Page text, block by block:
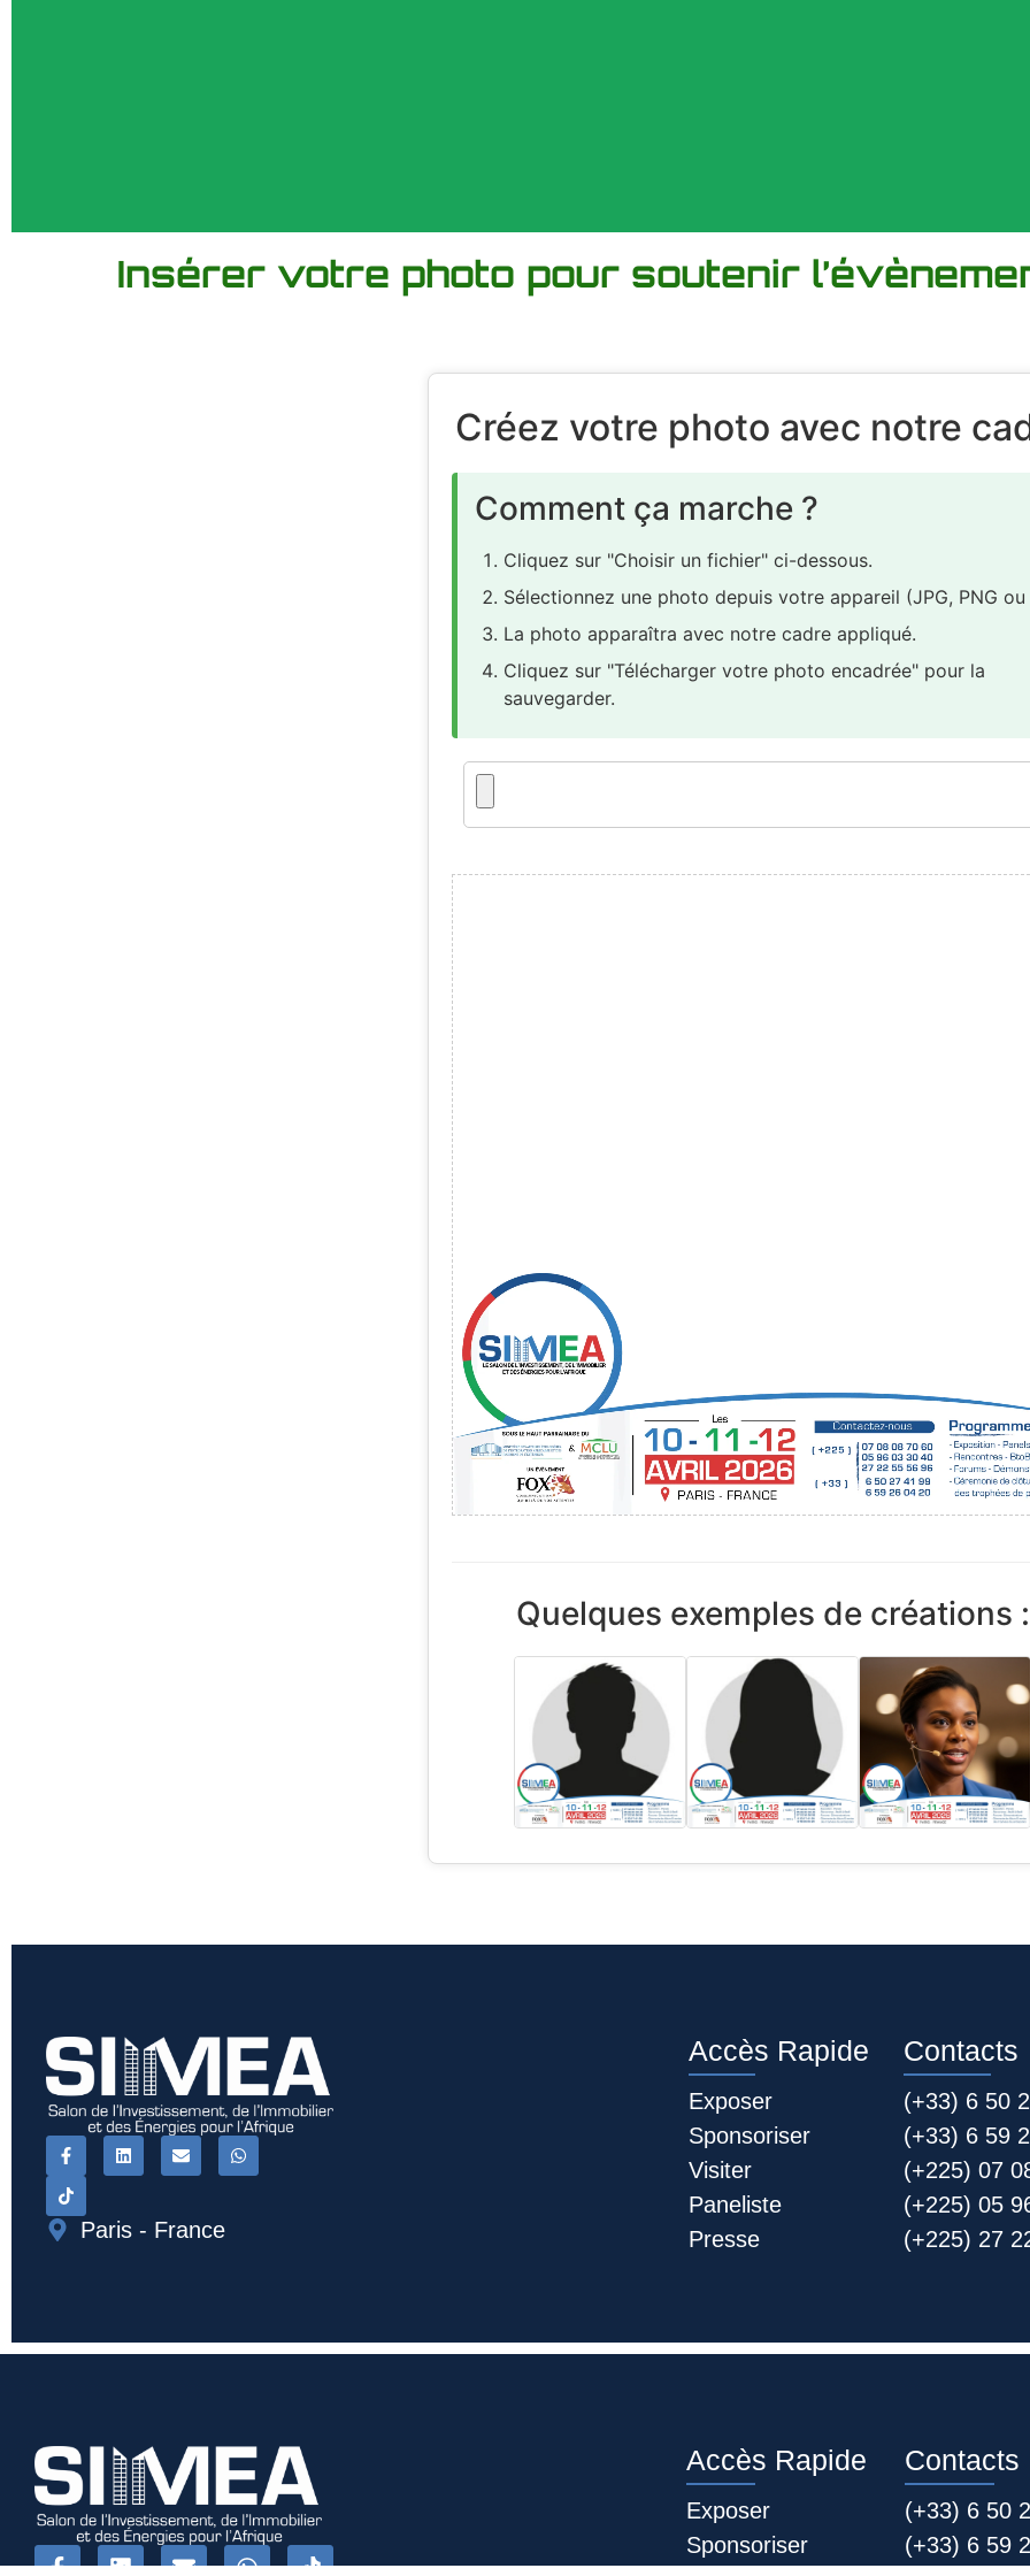
Insérer votre photo pour soutenir
Créez votre photo avec notre
Comment ça marche ?
Cliquez sur "Choisir un fichier" ci-dessous.
Sélectionnez une photo depuis votre appareil (JPG, PNG ou
La photo apparaîtra avec notre cadre appliqué.
Cliquez sur "Télécharger votre photo encadrée" pour la
sauvegarder.
Quelques exemples de créations :
Paris - France
Accès Rapide
Exposer
Sponsoriser
Visiter
Paneliste
Presse
Contacts
(+33) 6 50
(+33) 6 59
(+225) 07
(+225) 05
(+225) 27
Accès Rapide
Exposer
Sponsoriser
Contacts
(+33) 6 50
(+33) 6 59